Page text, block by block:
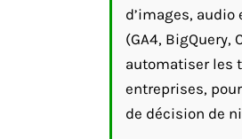
d’images,
(GA4,
automatiser les
entreprises,
de décision de